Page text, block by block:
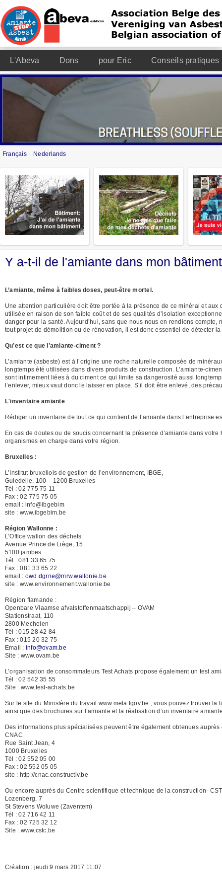
L'Abeva Dons pour Eric Conseils pratiques
Français Nederlands
Y a-t-il de l'amiante dans mon
L’amiante, même à faibles doses, peut-être mortel.
Une attention particulière doit être portée à la présence de ce minéral et
utilisée en raison de son faible coût et de ses qualités d’isolation
danger pour la santé. Aujourd’hui, sans que nous nous en rendions
tout projet de démolition ou de rénovation, il est donc essentiel de détecter
Qu’est ce que l’amiante-ciment ?
L’amiante (asbeste) est à l’origine une roche naturelle composée de
longtemps été utilisées dans divers produits de construction. L’amiante-
sont intimement liées à du ciment ce qui limite sa dangerosité aussi
l’enlever, mieux vaut donc le laisser en place. S’il doit être enlevé, des
L'inventaire amiante
Rédiger un inventaire de tout ce qui contient de l’amiante dans l’entreprise
En cas de doutes ou de soucis concernant la présence d’amiante dans
organismes en charge dans votre région.
Bruxelles :
L’Institut bruxellois de gestion de l’environnement, IBGE,
Guledelle, 100 – 1200 Bruxelles
Tél : 02 775 75 11
Fax : 02 775 75 05
email : info@ibgebim
site : www.ibgebim.be
Région Wallonne :
L’Office wallon des déchets
Avenue Prince de Liège, 15
5100 jambes
Tél : 081 33 65 75
Fax : 081 33 65 22
email : owd.dgrne@mrw.wallonie.be
site : www.environnement.wallonie.be
Région flamande :
Openbare Vlaamse afvalstoffenmaatschappij – OVAM
Stationstraat, 110
2800 Mechelen
Tél : 015 28 42 84
Fax : 015 20 32 75
Email : info@ovam.be
Site : www.ovam.be
L’organisation de consommateurs Test Achats propose également un test
Tél : 02 542 35 55
Site : www.test-achats.be
Sur le site du Ministère du travail www.meta.fgov.be , vous pouvez trouver
ainsi que des brochures sur l’amiante et la réalisation d’un inventaire
Des informations plus spécialisées peuvent être également obtenues
CNAC
Rue Saint Jean, 4
1000 Bruxelles
Tél : 02 552 05 00
Fax : 02 552 05 05
site : http://cnac.constructiv.be
Ou encore auprès du Centre scientifique et technique de la construction-
Lozenberg, 7
St Stevens Woluwe (Zaventem)
Tél : 02 716 42 11
Fax : 02 725 32 12
Site : www.cstc.be
Création : jeudi 9 mars 2017 11:07